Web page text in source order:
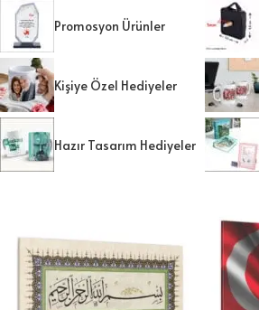
Promosyon Ürünler
Kişiye Özel Hediyeler
Hazır Tasarım Hediyeler